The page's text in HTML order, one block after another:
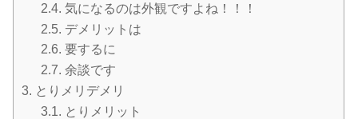
2.4. 気になるのは外観ですよね！！！
2.5. デメリットは
2.6. 要するに
2.7. 余談です
3. とりメリデメリ
3.1. とりメリット